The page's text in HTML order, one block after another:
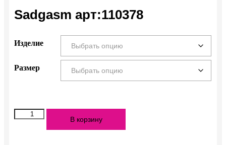
Sadgasm арт:110378
Изделие
Размер
Количество
Sadgasm
арт:110378
В корзину